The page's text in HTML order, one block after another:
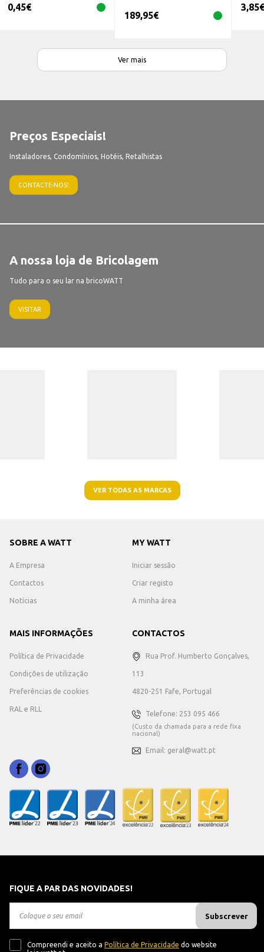
0,45€
189,95€
3,85€
Ver mais
Preços Especiais!
Instaladores, Condomínios, Hotéis, Retalhistas
CONTACTE-NOS!
A nossa loja de Bricolagem
Tudo para o seu lar na bricoWATT
VISITAR
VER TODAS AS MARCAS
SOBRE A WATT
A Empresa
Contactos
Notícias
MY WATT
Iniciar sessão
Criar registo
A minha área
MAIS INFORMAÇÕES
Política de Privacidade
Condições de utilização
Preferências de cookies
RAL e RLL
CONTACTOS
Rua Prof. Humberto Gonçalves,
113
4820-251 Fafe, Portugal
Telefone: 253 095 466
(Custo da chamada para a rede fixa
nacional)
Email: geral@watt.pt
FIQUE A PAR DAS NOVIDADES!
Subscrever
Compreendi e aceito a Política de Privacidade do website